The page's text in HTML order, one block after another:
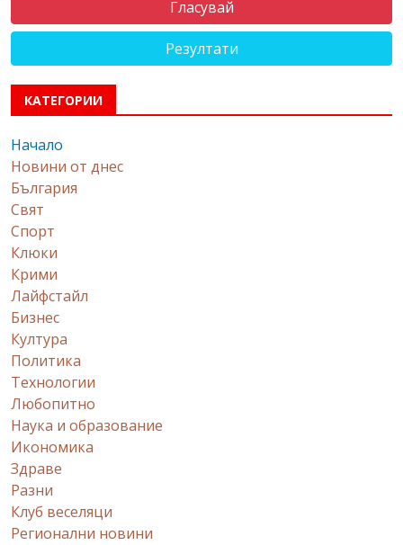
Резултати
КАТЕГОРИИ
Начало
Новини от днес
България
Свят
Спорт
Клюки
Крими
Лайфстайл
Бизнес
Култура
Политика
Технологии
Любопитно
Наука и образование
Икономика
Здраве
Разни
Клуб веселяци
Регионални новини